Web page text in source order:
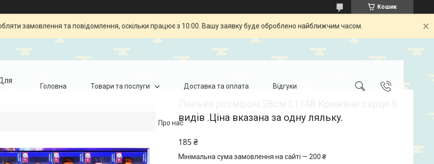
Кошик
замовлення та повідомлення, оскільки працює з 10:00. Вашу заявку буде оброблено найближчим часом.
Головна Товари та послуги Доставка та оплата Відгуки
Про насвидів .Ціна вказана за одну ляльку.
185 ₴
Мінімальна сума замовлення на сайті — 200 ₴